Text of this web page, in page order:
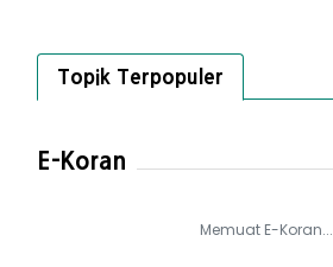
Topik Terpopuler
E-Koran
Memuat E-Koran...